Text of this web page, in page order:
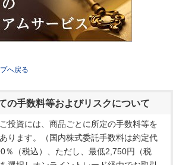
へ戻る
の手数料等およびリスクについて
投資には、商品ごとに所定の手数料等を
ります。（国内株式委託手数料は約定代
％（税込）、ただし、最低2,750円（税